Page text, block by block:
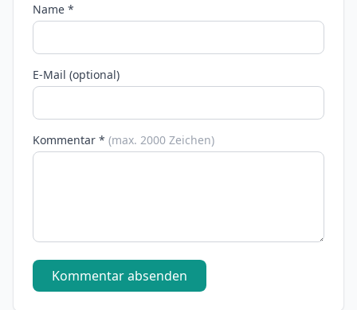
Name *
E-Mail (optional)
Kommentar * (max. 2000 Zeichen)
Kommentar absenden